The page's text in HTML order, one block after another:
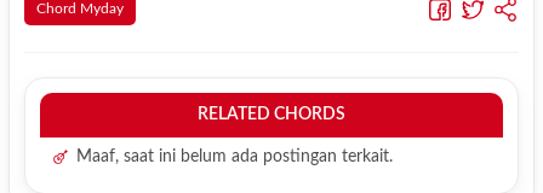
Chord Myday
RELATED CHORDS
Maaf, saat ini belum ada postingan terkait.